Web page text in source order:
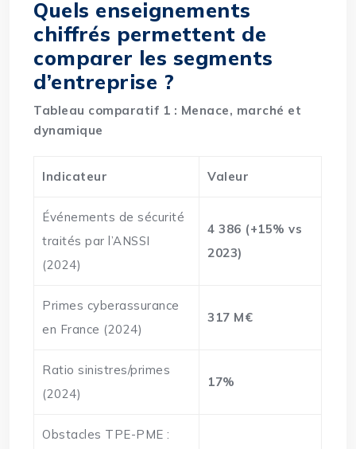
Quels enseignements
chiffrés permettent de
comparer les segments
d’entreprise ?
Tableau comparatif 1 : Menace, marché et
dynamique
Indicateur Valeur
Événements de sécurité
traités par l’ANSSI
(2024)
4 386 (+15% vs
2023)
Primes cyberassurance
en France (2024)
317 M€
Ratio sinistres/primes
(2024)
17%
Obstacles TPE-PME :